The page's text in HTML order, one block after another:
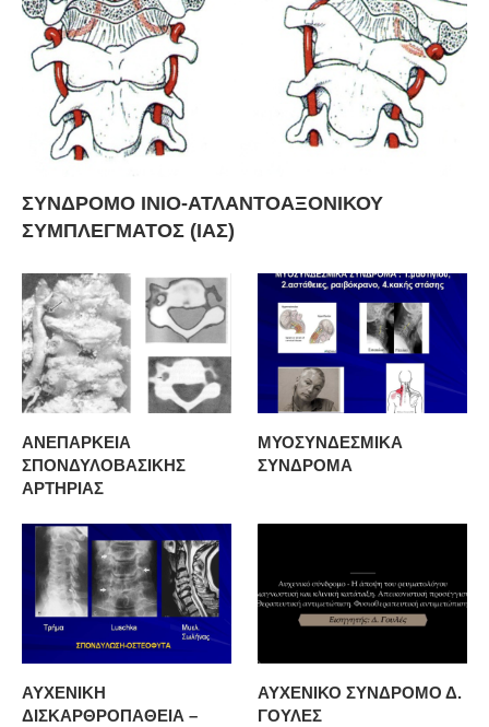
ΣΥΝΔΡΟΜΟ ΙΝΙΟ-ΑΤΛΑΝΤΟΑΞΟΝΙΚΟΥ
ΣΥΜΠΛΕΓΜΑΤΟΣ (ΙΑΣ)
ΑΝΕΠΑΡΚΕΙΑ
ΣΠΟΝΔΥΛΟΒΑΣΙΚΗΣ
ΑΡΤΗΡΙΑΣ
ΜΥΟΣΥΝΔΕΣΜΙΚΑ
ΣΥΝΔΡΟΜΑ
ΑΥΧΕΝΙΚΗ
ΔΙΣΚΑΡΘΡΟΠΑΘΕΙΑ –
ΑΥΧΕΝΙΚΟ ΣΥΝΔΡΟΜΟ Δ.
ΓΟΥΛΕΣ